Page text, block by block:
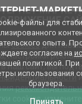
cookies для
настройки
наш сайт, вы
cookies,
файлы для
опыта.
согласие на
политикой.
использования
браузера.
Принять